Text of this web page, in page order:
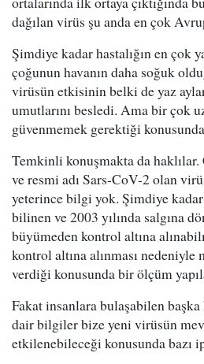
dağılan virüs şu anda en çok
Şimdiye kadar hastalığın en çok
çoğunun havanın daha soğuk
virüsün etkisinin belki de yaz
umutlarını besledi. Ama bir çok
güvenmemek gerektiği
Temkinli konuşmakta da
ve resmi adı Sars-CoV-2 olan
yeterince bilgi yok. Şimdiye
bilinen ve 2003 yılında salgına
büyümeden kontrol altına
kontrol altına alınması
verdiği konusunda bir ölçüm
Fakat insanlara bulaşabilen
dair bilgiler bize yeni virüsün
etkilenebileceği konusunda bazı